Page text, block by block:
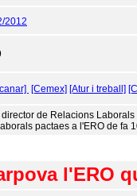
2012
[Cemex] [Atur i treball]
director de Relacions
pactaes a l'ERO de fa
l'ERO